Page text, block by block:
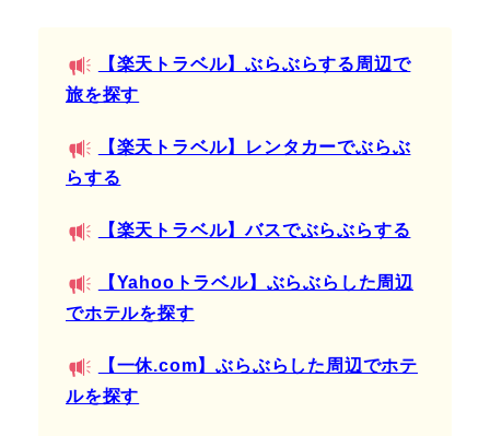
【楽天トラベル】ぶらぶらする周辺で
旅を探す
【楽天トラベル】レンタカーでぶらぶ
らする
【楽天トラベル】バスでぶらぶらする
【Yahooトラベル】ぶらぶらした周辺
でホテルを探す
【一休.com】ぶらぶらした周辺でホテ
ルを探す